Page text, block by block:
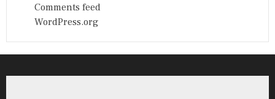
Comments feed
WordPress.org